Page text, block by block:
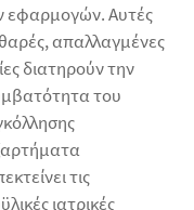
εφαρμογών. Αυτές
απαλλαγμένες
διατηρούν την
του
τις
ιατρικές